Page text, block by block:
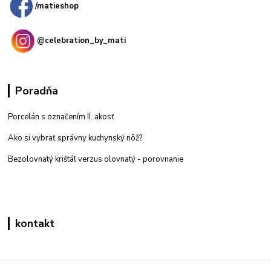
/matieshop
@celebration_by_mati
Poradňa
Porcelán s označením II. akosť
Ako si vybrať správny kuchynský nôž?
Bezolovnatý krištáľ verzus olovnatý - porovnanie
kontakt